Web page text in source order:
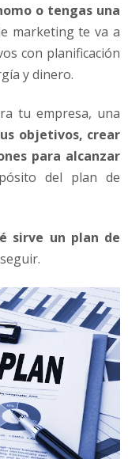
o tengas una
marketing te va a
con planificación
y dinero.
tu empresa, una
objetivos, crear
para alcanzar
del plan de
sirve un plan de